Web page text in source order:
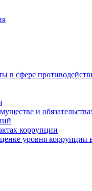
в сфере
и
коррупции
уровня коррупции